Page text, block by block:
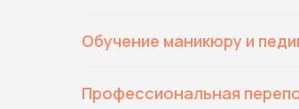
Обучение маникюру и
Профессиональная